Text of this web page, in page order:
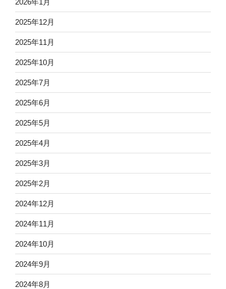
2025年12月
2025年11月
2025年10月
2025年7月
2025年6月
2025年5月
2025年4月
2025年3月
2025年2月
2024年12月
2024年11月
2024年10月
2024年9月
2024年8月